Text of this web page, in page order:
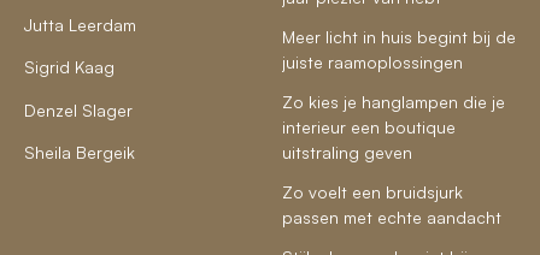
Jutta Leerdam
Sigrid Kaag
Denzel Slager
Sheila Bergeik
Meer licht in huis begint bij de
juiste raamoplossingen
Zo kies je hanglampen die je
interieur een boutique
uitstraling geven
Zo voelt een bruidsjurk
passen met echte aandacht